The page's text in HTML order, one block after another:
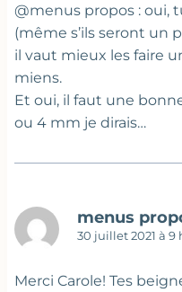
@menus propos : oui,
(même s’ils seront un
il vaut mieux les faire
miens.
Et oui, il faut une
ou 4 mm je dirais…
menus
30 juillet 2021 à 9
Merci Carole! Tes